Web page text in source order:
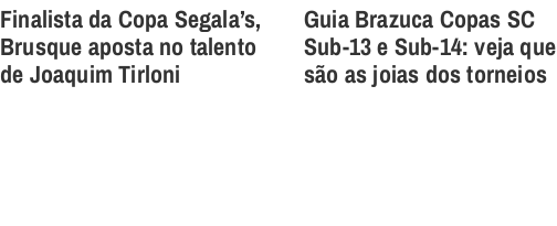
Finalista da Copa Segala’s,
Brusque aposta no talento
de Joaquim Tirloni
Guia Brazuca Copas SC
Sub-13 e Sub-14: veja
são as joias dos torneios